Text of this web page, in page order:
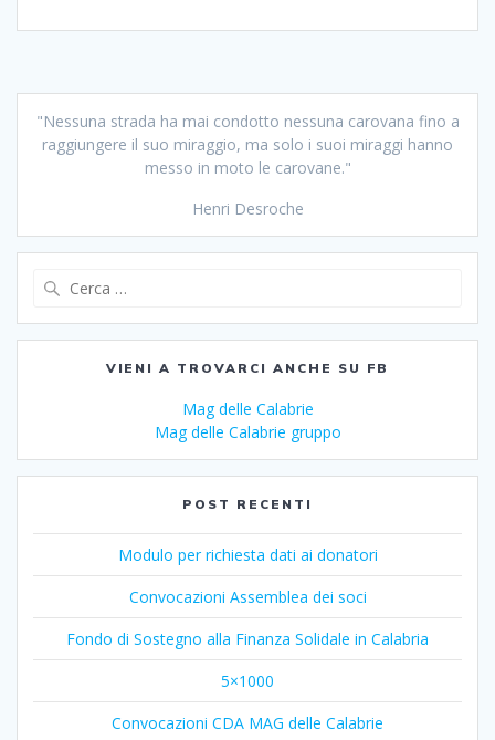
"Nessuna strada ha mai condotto nessuna carovana fino a
raggiungere il suo miraggio, ma solo i suoi miraggi hanno
messo in moto le carovane."
Henri Desroche
VIENI A TROVARCI ANCHE SU FB
Mag delle Calabrie
Mag delle Calabrie gruppo
POST RECENTI
Modulo per richiesta dati ai donatori
Convocazioni Assemblea dei soci
Fondo di Sostegno alla Finanza Solidale in Calabria
5×1000
Convocazioni CDA MAG delle Calabrie